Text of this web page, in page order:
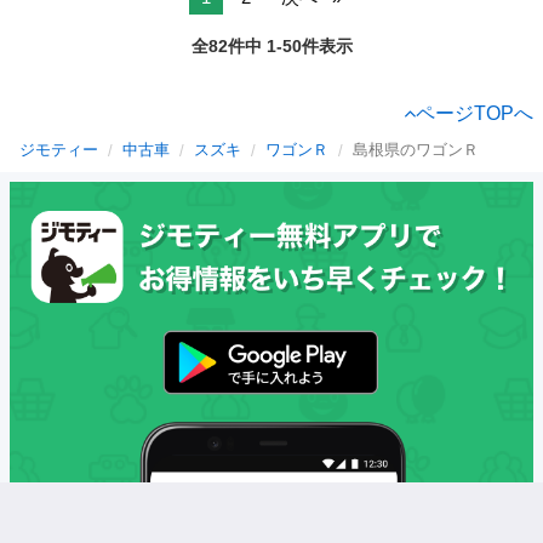
全82件中 1-50件表示
ページTOPへ
ジモティー 中古車 スズキ ワゴンＲ 島根県のワゴンＲ